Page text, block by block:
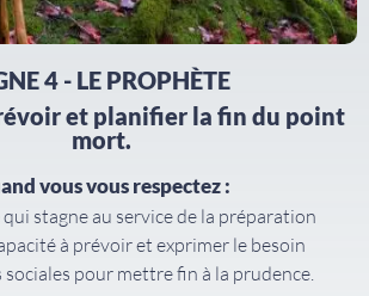
4 - LE PROPHÈTE
et planifier la fin du point
mort.
vous vous respectez :
qui stagne au service de la préparation
à prévoir et exprimer le besoin
sociales pour mettre fin à la prudence.